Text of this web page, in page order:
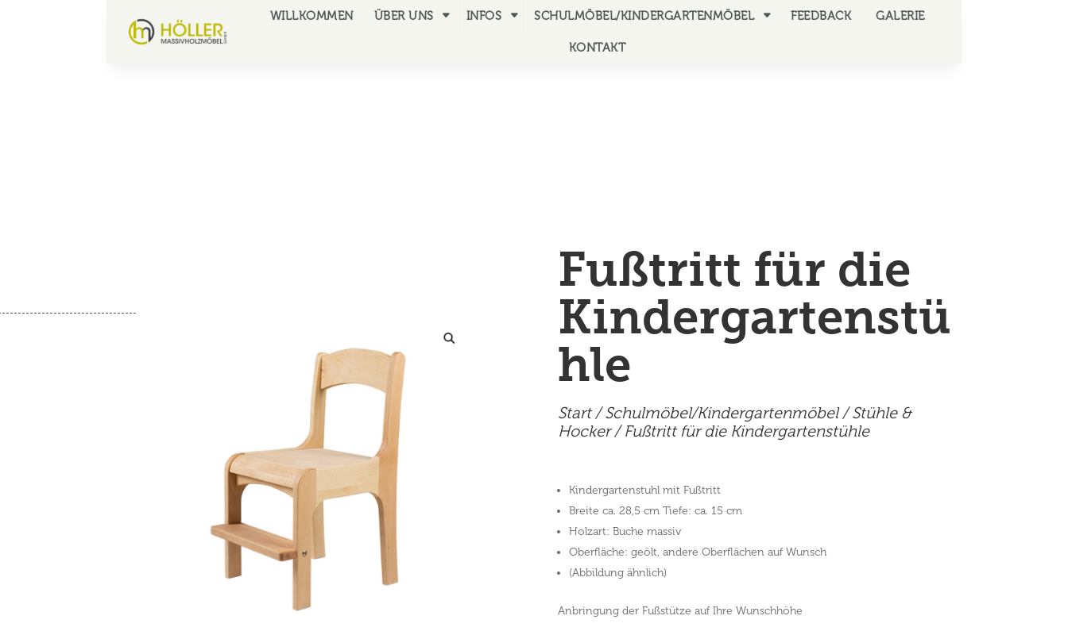
WILLKOMMEN ÜBER UNS INFOS SCHULMÖBEL/KINDERGARTENMÖBEL FEEDBACK GALERIE
KONTAKT
Fußtritt für die
Kindergartenstü
hle
Start/Schulmöbel/Kindergartenmöbel/Stühle &
Hocker/ Fußtritt für die Kindergartenstühle
Kindergartenstuhl mit Fußtritt
Breite ca. 28,5 cm Tiefe: ca. 15 cm
Holzart: Buche massiv
Oberfläche: geölt, andere Oberflächen auf Wunsch
(Abbildung ähnlich)
Anbringung der Fußstütze auf Ihre Wunschhöhe